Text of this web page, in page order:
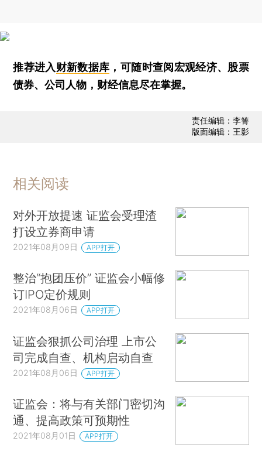
推荐进入财新数据库 ，可随时查阅宏观经济、股票
债券、公司人物，财经信息尽在掌握。
责任编辑：李箐
版面编辑：王影
相关阅读
对外开放提速 证监会受理渣
打设立券商申请
2021年08月09日 APP打开
整治“抱团压价” 证监会小幅修
订IPO定价规则
2021年08月06日 APP打开
证监会狠抓公司治理 上市公
司完成自查、机构启动自查
2021年08月06日 APP打开
证监会：将与有关部门密切沟
通、提高政策可预期性
2021年08月01日 APP打开